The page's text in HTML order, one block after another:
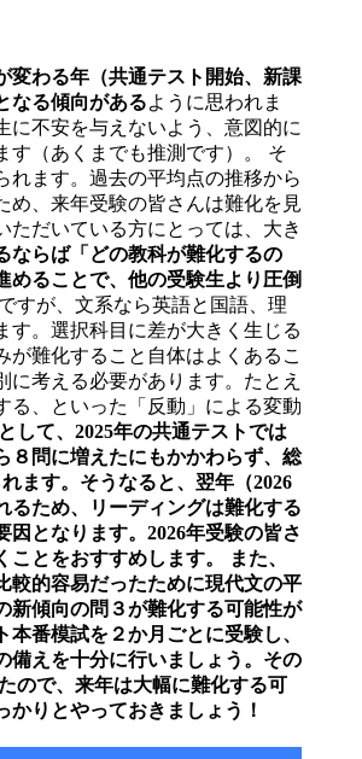
変わる年（共通テスト開始、新課
なる傾向があるように思われま
に不安を与えないよう、意図的に
す（あくまでも推測です）。 そ
れます。過去の平均点の推移から
め、来年受験の皆さんは難化を見
だいている方にとっては、大き
ならば「どの教科が難化するの
めることで、他の受験生より圧倒
すが、文系なら英語と国語、理
す。選択科目に差が大きく生じる
難化すること自体はよくあるこ
考える必要があります。たとえ
る、といった「反動」による変動
して、2025年の共通テストでは
８問に増えたにもかかわらず、総
ます。そうなると、翌年（2026
るため、リーディングは難化する
となります。2026年受験の皆さ
とをおすすめします。
また、
較的容易だったために現代文の平
新傾向の問３が難化する可能性が
番模試を２か月ごとに受験し、
備えを十分に行いましょう。その
ので、来年は大幅に難化する可
りとやっておきましょう！